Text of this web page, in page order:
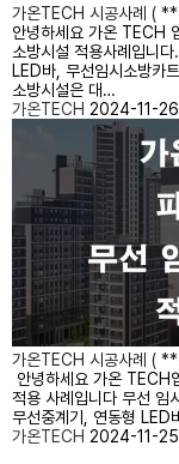
가온TECH 시공사례 ( **
안녕하세요 가온 TECH
소방시설 적용사례입니
LED바, 무선임시소방카
소방시설은 대…
가온TECH 2024-11-26
가온TECH 시공사례 ( **
안녕하세요 가온 TECH
적용 사례입니다 무선 임
무선중계기, 연동형 LED
가온TECH 2024-11-25